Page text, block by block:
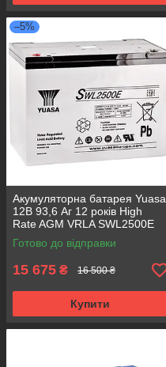
–5%
Акумуляторна батарея Yuasa
12В 93,6 Аг 12 років High
Rate AGM VRLA SWL2500E
Готово до відправки
15 675 ₴ 16 500 ₴
Купити